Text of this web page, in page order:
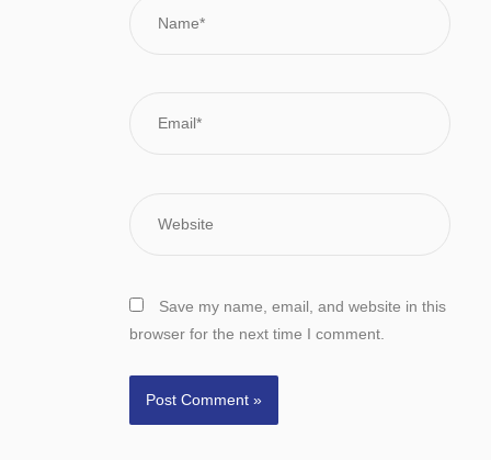
Save my name, email, and website in this
browser for the next time I comment.